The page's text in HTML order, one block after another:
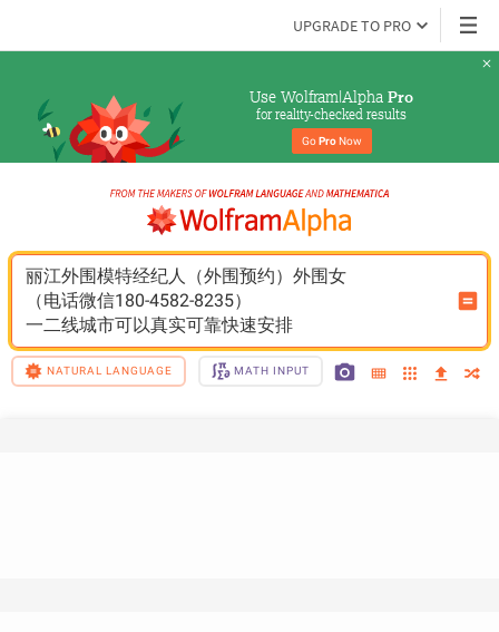
UPGRADE TO PRO
Use Wolfram|Alpha Pro
for reality-checked results
Go Pro Now
丽江外围模特经纪人（外围预约）外围女
（电话微信180-4582-8235）
一二线城市可以真实可靠快速安排
NATURAL LANGUAGE MATH INPUT